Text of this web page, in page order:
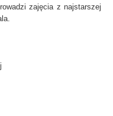
zajęcia z najstarszej